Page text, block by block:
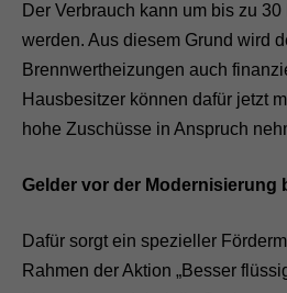
Der Verbrauch kann um bis zu
werden. Aus diesem Grund wird
Brennwertheizungen auch
Hausbesitzer können dafür jetzt
hohe Zuschüsse in Anspruch
Gelder vor der Modernisierung
Dafür sorgt ein spezieller
Rahmen der Aktion „Besser